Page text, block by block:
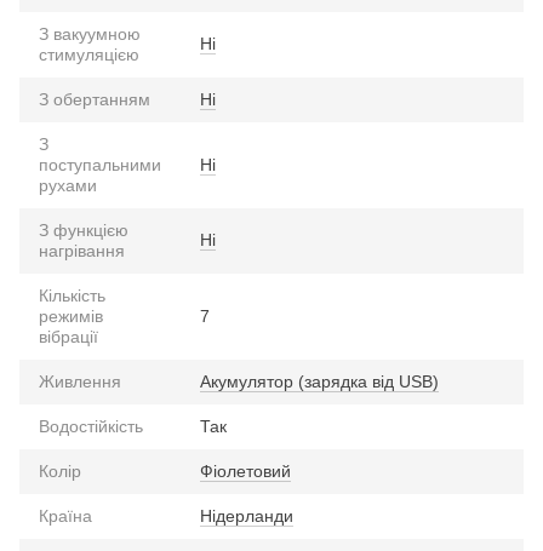
З вакуумною
стимуляцією
Ні
З обертанням Ні
З
поступальними
рухами
Ні
З функцією
нагрівання
Ні
Кількість
режимів
вібрації
7
Живлення Акумулятор (зарядка від USB)
Водостійкість Так
Колір Фіолетовий
Країна Нідерланди